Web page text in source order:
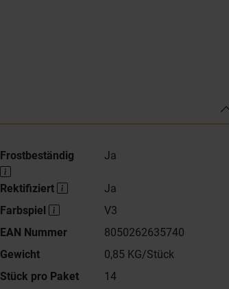
Frostbeständig Ja
Rektifiziert
Ja
Farbspiel
V3
EAN Nummer
8050262635740
Gewicht
0,85 KG/Stück
Stück pro Paket
14